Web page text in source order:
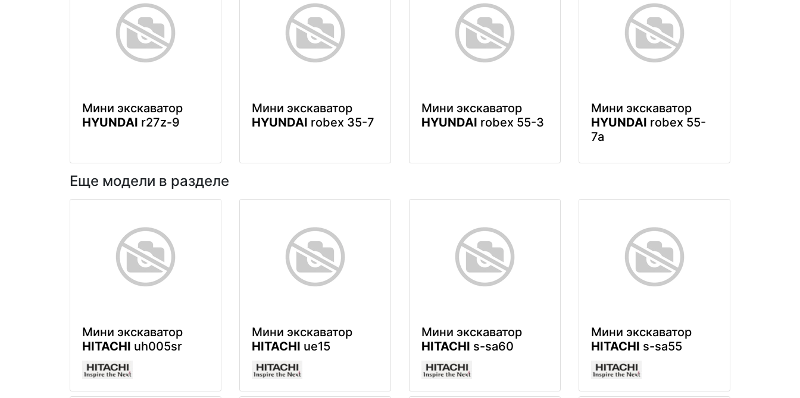
Мини экскаватор
HYUNDAI r27z-9
Мини экскаватор
HYUNDAI robex 35-7
Мини экскаватор
HYUNDAI robex 55-3
Мини экскаватор
HYUNDAI robex 55-
7a
Еще модели в разделе
Мини экскаватор
HITACHI uh005sr
Мини экскаватор
HITACHI ue15
Мини экскаватор
HITACHI s-sa60
Мини экскаватор
HITACHI s-sa55